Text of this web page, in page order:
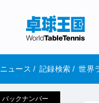
ニュース / 記録検索 / 世界
バックナンバー